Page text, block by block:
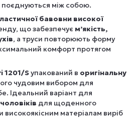
поєднуються між собою.
бавовни високої
що забезпечує м’якість,
, а труси повторюють форму
комфорт протягом
1201/Sупакований в оригінальну
чудовим вибором для
Ідеальний варіант для
для щоденного
матеріалам виріб